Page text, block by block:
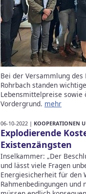
Bei der Versammlung
Rohrbach standen
Lebensmittelpreise sowie
Vordergrund. mehr
06-10-2022 | KOOPERATIONEN
Explodierende
Existenzängsten
Inselkammer: „Der
und lässt viele Fragen
Energiesicherheit für den
Rahmenbedingungen und